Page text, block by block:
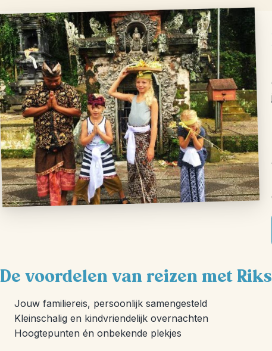
De voordelen van reizen met
Jouw familiereis, persoonlijk samengesteld
Kleinschalig en kindvriendelijk overnachten
Hoogtepunten én onbekende plekjes